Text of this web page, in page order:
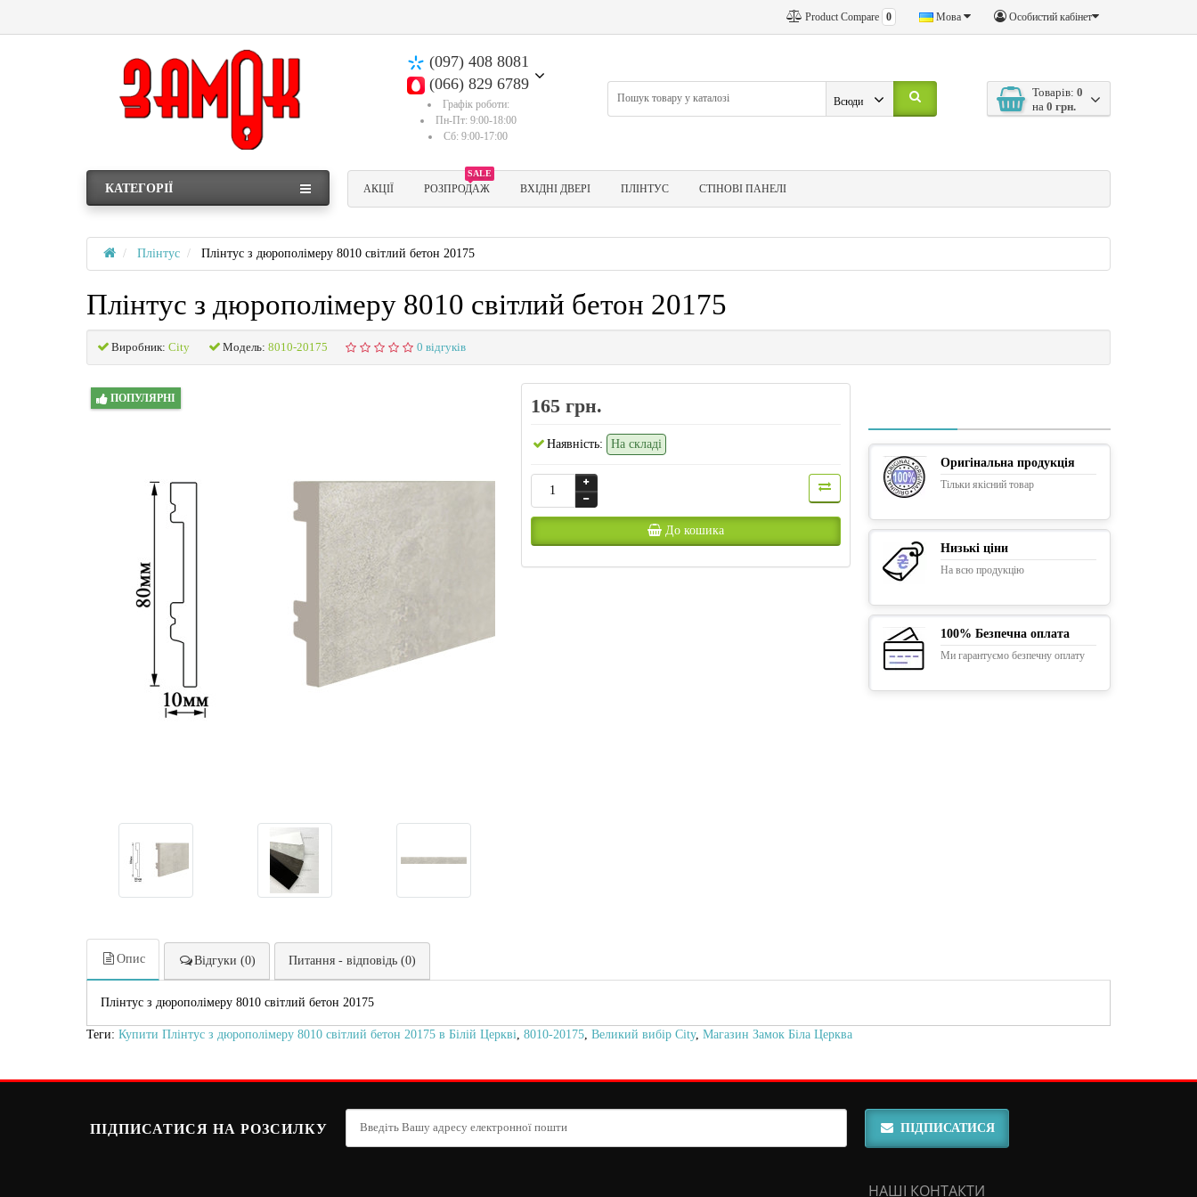
Особистий кабінет
Мова
Product Compare 0
(097) 408 8081
(066) 829 6789
Графік роботи:
Пн-Пт: 9:00-18:00
Сб: 9:00-17:00
Товарів: 0
на 0 грн.
Всюди
КАТЕГОРІЇ АКЦІЇ
SALE
РОЗПРОДАЖ ВХІДНІ ДВЕРІ ПЛІНТУС СТІНОВІ ПАНЕЛІ
Плінтус Плінтус з дюрополімеру 8010 світлий бетон 20175
Плінтус з дюрополімеру 8010 світлий бетон 20175
Виробник: City Модель: 8010-20175 0 відгуків
ПОПУЛЯРНІ 165 грн.
Наявність: На складі
До кошика
Оригінальна продукція
Тільки якісний товар
Низькі ціни
На всю продукцію
100% Безпечна оплата
Ми гарантуємо безпечну оплату
Опис Відгуки (0) Питання - відповідь (0)
Плінтус з дюрополімеру 8010 світлий бетон 20175
Теги: Купити Плінтус з дюрополімеру 8010 світлий бетон 20175 в Білій Церкві 8010-20175 Великий вибір City, Магазин Замок Біла Церква
ПІДПИСАТИСЯ НА РОЗСИЛКУ ПІДПИСАТИСЯ
НАШІ КОНТАКТИ